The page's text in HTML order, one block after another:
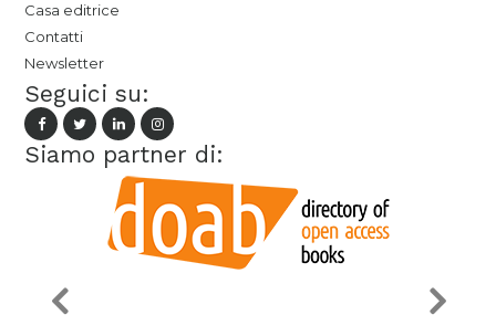
Casa editrice
Contatti
Newsletter
Seguici su:
Siamo partner di: